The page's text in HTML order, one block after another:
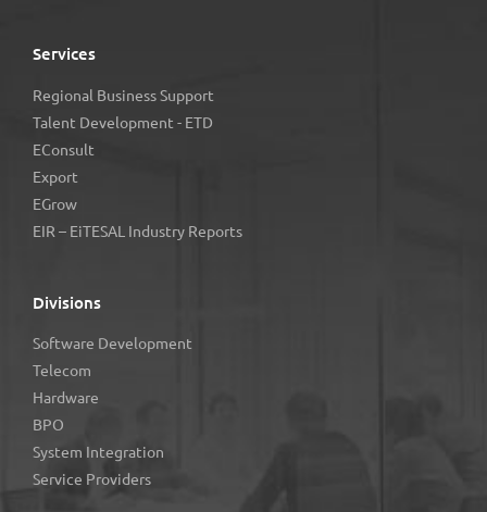
Services
Regional Business Support
Talent Development - ETD
EConsult
Export
EGrow
EIR – EiTESAL Industry Reports
Divisions
Software Development
Telecom
Hardware
BPO
System Integration
Service Providers